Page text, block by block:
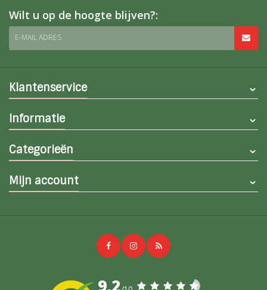
Wilt u op de hoogte blijven?:
E-MAIL ADRES
Klantenservice
Informatie
Categorieën
Mijn account